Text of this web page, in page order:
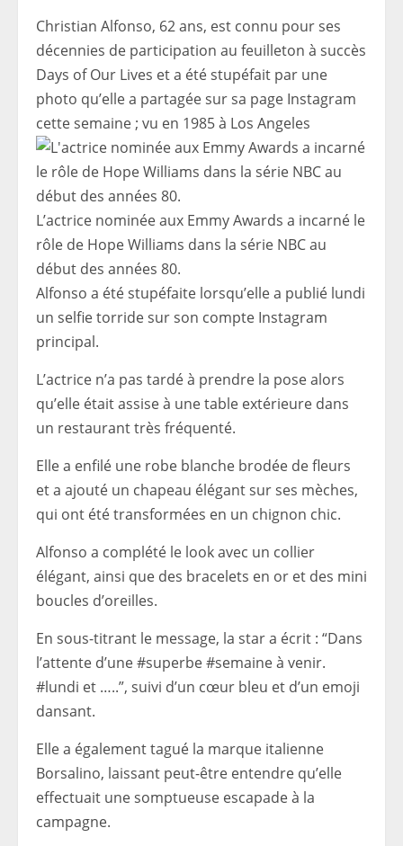
Christian Alfonso, 62 ans, est connu pour ses
décennies de participation au feuilleton à succès
Days of Our Lives et a été stupéfait par une
photo qu’elle a partagée sur sa page Instagram
cette semaine ; vu en 1985 à Los Angeles
L’actrice nominée aux Emmy Awards a incarné le
rôle de Hope Williams dans la série NBC au
début des années 80.
Alfonso a été stupéfaite lorsqu’elle a publié lundi
un selfie torride sur son compte Instagram
principal.
L’actrice n’a pas tardé à prendre la pose alors
qu’elle était assise à une table extérieure dans
un restaurant très fréquenté.
Elle a enfilé une robe blanche brodée de fleurs
et a ajouté un chapeau élégant sur ses mèches,
qui ont été transformées en un chignon chic.
Alfonso a complété le look avec un collier
élégant, ainsi que des bracelets en or et des mini
boucles d’oreilles.
En sous-titrant le message, la star a écrit : “Dans
l’attente d’une #superbe #semaine à venir.
#lundi et …..”, suivi d’un cœur bleu et d’un emoji
dansant.
Elle a également tagué la marque italienne
Borsalino, laissant peut-être entendre qu’elle
effectuait une somptueuse escapade à la
campagne.